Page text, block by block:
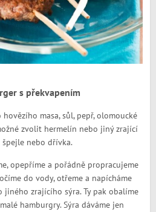
s překvapením
masa, sůl, pepř, olomoucké
zvolit hermelín nebo jiný zrající
nebo dřívka.
opepříme a pořádně propracujeme
do vody, otřeme a napícháme
jiného zrajícího sýra. Ty pak obalíme
hamburgry. Sýra dáváme jen